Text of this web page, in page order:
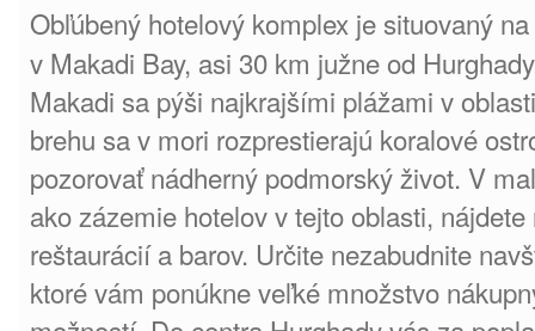
Obľúbený hotelový komplex je situovaný
v Makadi Bay, asi 30 km južne od
Makadi sa pýši najkrajšími plážami v
brehu sa v mori rozprestierajú koralové
pozorovať nádherný podmorský život. V
ako zázemie hotelov v tejto oblasti,
reštaurácií a barov. Určite nezabudnite
ktoré vám ponúkne veľké množstvo